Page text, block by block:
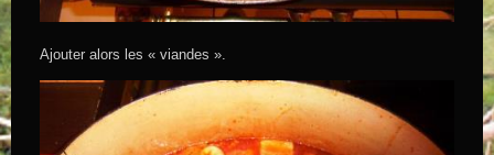
Ajouter alors les « viandes ».